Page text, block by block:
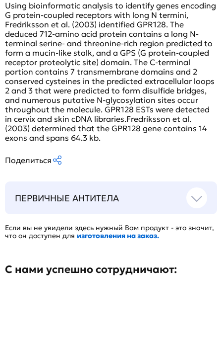
Using bioinformatic analysis to identify genes encoding
G protein-coupled receptors with long N termini,
Fredriksson et al. (2003) identified GPR128. The
deduced 712-amino acid protein contains a long N-
terminal serine- and threonine-rich region predicted to
form a mucin-like stalk, and a GPS (G protein-coupled
receptor proteolytic site) domain. The C-terminal
portion contains 7 transmembrane domains and 2
conserved cysteines in the predicted extracellular loops
2 and 3 that were predicted to form disulfide bridges,
and numerous putative N-glycosylation sites occur
throughout the molecule. GPR128 ESTs were detected
in cervix and skin cDNA libraries.Fredriksson et al.
(2003) determined that the GPR128 gene contains 14
exons and spans 64.3 kb.
Поделиться
ПЕРВИЧНЫЕ АНТИТЕЛА
Если вы не увидели здесь нужный Вам продукт - это значит,
что он доступен для изготовления на заказ.
С нами успешно сотрудничают: